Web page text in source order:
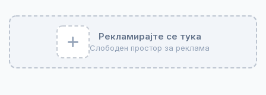
Рекламирајте се тука
Слободен простор за реклама